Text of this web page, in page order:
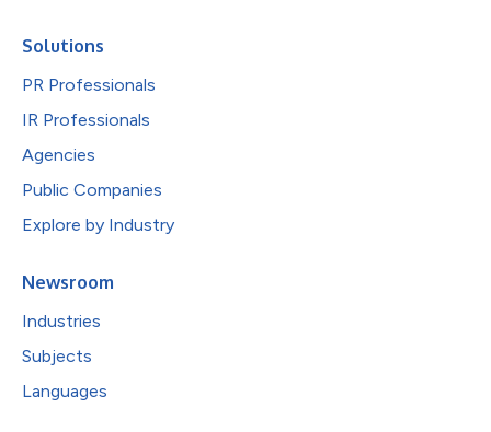
Solutions
PR Professionals
IR Professionals
Agencies
Public Companies
Explore by Industry
Newsroom
Industries
Subjects
Languages